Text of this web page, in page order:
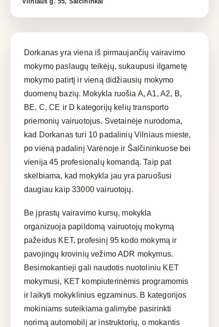
Dorkanas yra viena iš pirmaujančių vairavimo
mokymo paslaugų teikėjų, sukaupusi ilgametę
mokymo patirtį ir vieną didžiausių mokymo
duomenų bazių. Mokykla ruošia A, A1, A2, B,
BE, C, CE ir D kategorijų kelių transporto
priemonių vairuotojus. Svetainėje nurodoma,
kad Dorkanas turi 10 padalinių Vilniaus mieste,
po vieną padalinį Varėnoje ir Šalčininkuose bei
vienija 45 profesionalų komandą. Taip pat
skelbiama, kad mokykla jau yra paruošusi
daugiau kaip 33000 vairuotojų.
Be įprastų vairavimo kursų, mokykla
organizuoja papildomą vairuotojų mokymą
pažeidus KET, profesinį 95 kodo mokymą ir
pavojingų krovinių vežimo ADR mokymus.
Besimokantieji gali naudotis nuotoliniu KET
mokymusi, KET kompiuterinėmis programomis
ir laikyti mokyklinius egzaminus. B kategorijos
mokiniams suteikiama galimybė pasirinkti
norimą automobilį ar instruktorių, o mokantis